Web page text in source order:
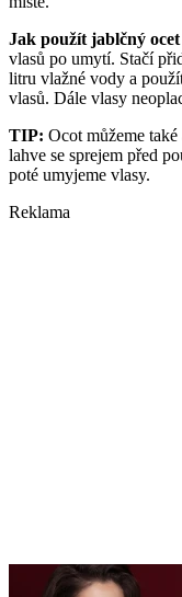
Jak použít jablčný
vlasů po umytí. Stačí
litru vlažné vody a
vlasů. Dále vlasy
TIP: Ocot můžeme
lahve se sprejem před
poté umyjeme vlasy.
Reklama